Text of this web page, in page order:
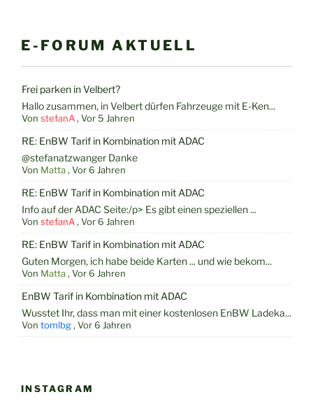
E-FORUM AKTUELL
Frei parken in Velbert?
Hallo zusammen, in Velbert dürfen Fahrzeuge mit E-Ken...
Von stefanA, Vor 5 Jahren
RE: EnBW Tarif in Kombination mit ADAC
@stefanatzwanger Danke
Von Matta, Vor 6 Jahren
RE: EnBW Tarif in Kombination mit ADAC
Info auf der ADAC Seite:/p> Es gibt einen speziellen ...
Von stefanA, Vor 6 Jahren
RE: EnBW Tarif in Kombination mit ADAC
Guten Morgen, ich habe beide Karten ... und wie bekom...
Von Matta, Vor 6 Jahren
EnBW Tarif in Kombination mit ADAC
Wusstet Ihr, dass man mit einer kostenlosen EnBW Ladeka...
Von tomlbg, Vor 6 Jahren
INSTAGRAM